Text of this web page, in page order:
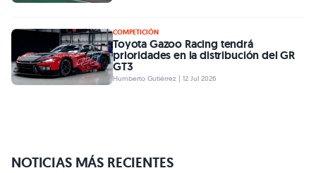
COMPETICIÓN
Toyota Gazoo Racing tendrá
prioridades en la distribución del GR
GT3
Humberto Gutiérrez | 12 Jul 2026
NOTICIAS MÁS RECIENTES